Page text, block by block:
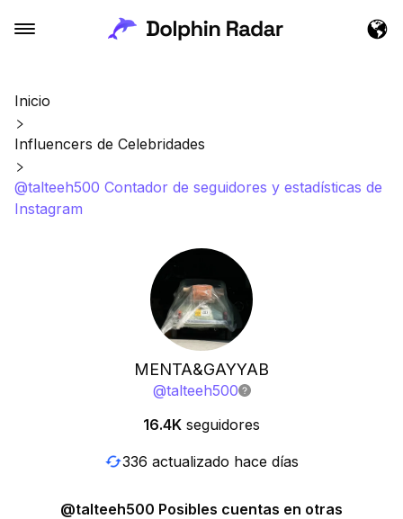
Inicio
Influencers de Celebridades
@talteeh500 Contador de seguidores y estadísticas de
Instagram
MENTA&GAYYAB
@talteeh500
16.4K seguidores
336 actualizado hace días
@talteeh500 Posibles cuentas en otras